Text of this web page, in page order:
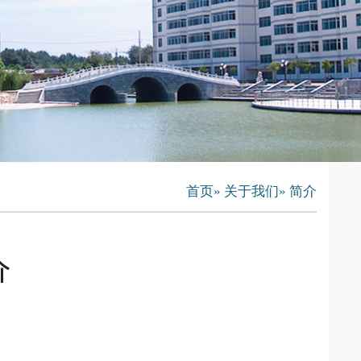
首页 » 关于我们 » 简介